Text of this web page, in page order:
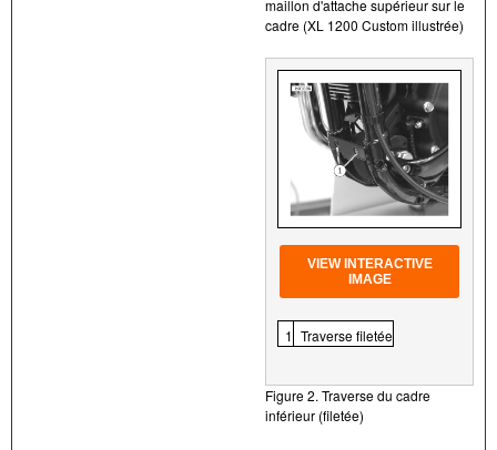
maillon d'attache supérieur sur le
cadre (XL 1200 Custom illustrée)
VIEW INTERACTIVE
IMAGE
1 Traverse filetée
Figure 2. Traverse du cadre
inférieur (filetée)